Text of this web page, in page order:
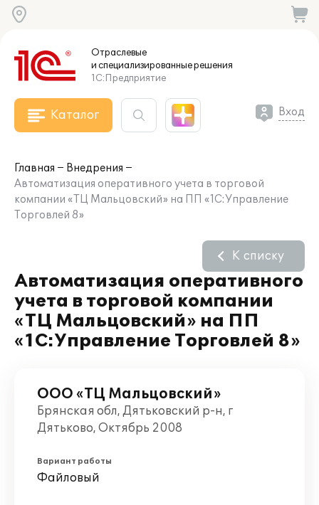
Отраслевые
и специализированныерешения
1С:Предприятие
Каталог Вход
Главная
Внедрения
Автоматизация оперативного учета в торговой
компании «ТЦ Мальцовский» на ПП «1С:Управление
Торговлей 8»
Автоматизация оперативного
учета в торговой компании
«ТЦ Мальцовский» на ПП
«1С:Управление Торговлей 8»
К списку
ООО «ТЦ Мальцовский»
Брянская обл, Дятьковский р-н, г
Дятьково, Октябрь 2008
Вариант работы
Файловый